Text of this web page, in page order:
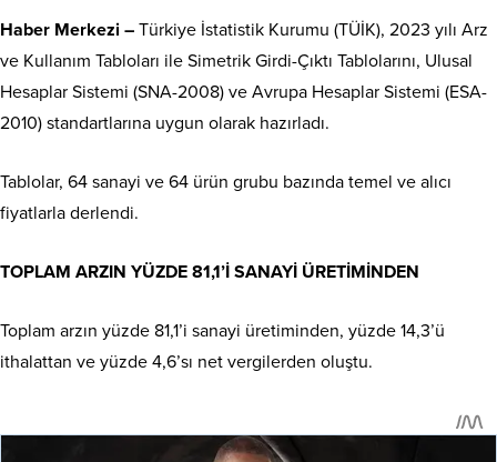
Haber Merkezi – Türkiye İstatistik Kurumu (TÜİK), 2023 yılı Arz
ve Kullanım Tabloları ile Simetrik Girdi-Çıktı Tablolarını, Ulusal
Hesaplar Sistemi (SNA-2008) ve Avrupa Hesaplar Sistemi (ESA-
2010) standartlarına uygun olarak hazırladı.
Tablolar, 64 sanayi ve 64 ürün grubu bazında temel ve alıcı
fiyatlarla derlendi.
TOPLAM ARZIN YÜZDE 81,1’İ SANAYİ ÜRETİMİNDEN
Toplam arzın yüzde 81,1’i sanayi üretiminden, yüzde 14,3’ü
ithalattan ve yüzde 4,6’sı net vergilerden oluştu.